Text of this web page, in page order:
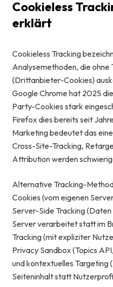
Cookieless
erklärt
Cookieless Tracking
Analysemethoden, die
(Drittanbieter-Cookies)
Google Chrome hat 2025
Party-Cookies stark
Firefox dies bereits seit
Marketing bedeutet das
Cross-Site-Tracking,
Attribution werden
Alternative Tracking-
Cookies (vom eigenen
Server-Side Tracking
Server verarbeitet statt im
Tracking (mit expliziter
Privacy Sandbox (Topics
und kontextuelles Targeting
Seiteninhalt statt